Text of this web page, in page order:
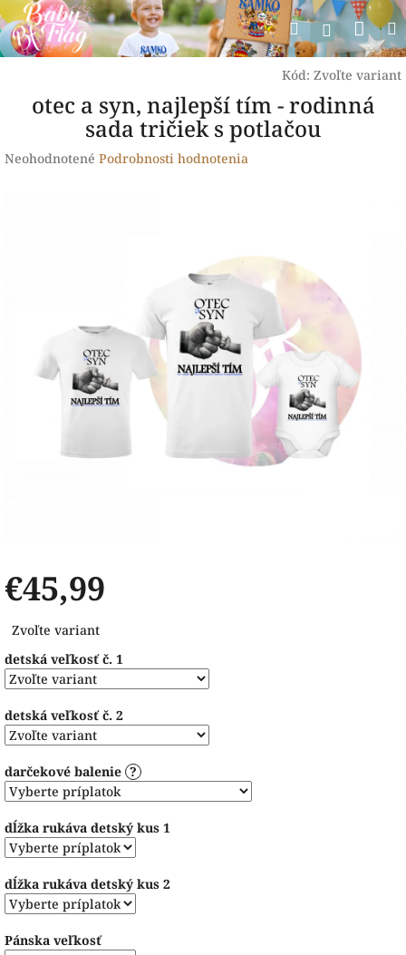
Prejsť
na
obsah
Hľadať
Kód: Zvoľte variant
otec a syn, najlepší tím - rodinná
sada tričiek s potlačou
Priemerné
Neohodnotené Podrobnosti hodnotenia
€45,99
cena:
Zvoľte variant
detská veľkosť č. 1
detská veľkosť č. 2
darčekové balenie ?
dĺžka rukáva detský kus 1
dĺžka rukáva detský kus 2
Pánska veľkosť